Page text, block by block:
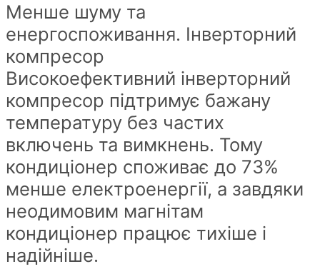
Менше шуму та
енергоспоживання. Інверторний
компресор
Високоефективний інверторний
компресор підтримує бажану
температуру без частих
включень та вимкнень. Тому
кондиціонер споживає до 73%
менше електроенергії, а завдяки
неодимовим магнітам
кондиціонер працює тихіше і
надійніше.